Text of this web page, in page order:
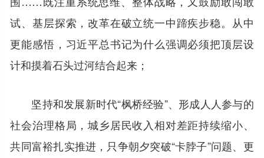
试、基层探索，改革在破立统一中蹄疾步稳。从中
更能感悟，习近平总书记为什么强调必须把顶层设
计和摸着石头过河结合起来；
坚持和发展新时代“枫桥经验”、形成人人参与的
社会治理格局，城乡居民收入相对差距持续缩小、
共同富裕扎实推进，只争朝夕突破“卡脖子”问题、更